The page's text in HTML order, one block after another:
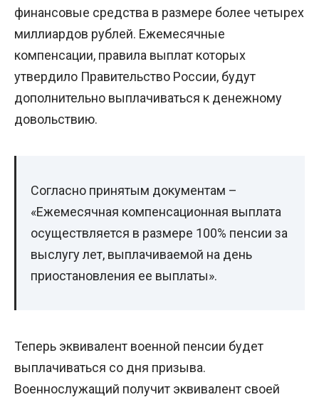
финансовые средства в размере более четырех
миллиардов рублей. Ежемесячные
компенсации, правила выплат которых
утвердило Правительство России, будут
дополнительно выплачиваться к денежному
довольствию.
Согласно принятым документам –
«Ежемесячная компенсационная выплата
осуществляется в размере 100% пенсии за
выслугу лет, выплачиваемой на день
приостановления ее выплаты».
Теперь эквивалент военной пенсии будет
выплачиваться со дня призыва.
Военнослужащий получит эквивалент своей